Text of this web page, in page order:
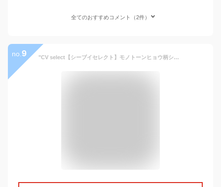
全てのおすすめコメント（2件）
no. 9 "CV select【シーブイセレクト】モノトーンヒョウ柄シャツ/全2色"シャツ メンズ ヴィジュアル系 V系 ホスト系 長袖 地雷系 黒 ブラック 白 ホワイト 春 夏 ヒョウ柄 レオパード柄 豹柄 総柄 ファッション 服